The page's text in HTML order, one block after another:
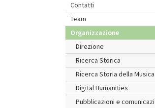
Contatti
Team
Organizzazione
Direzione
Ricerca Storica
Ricerca Storia della Musica
Digital Humanities
Pubblicazioni e